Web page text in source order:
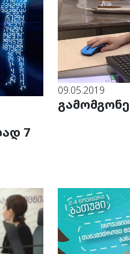
7
09.05.2019